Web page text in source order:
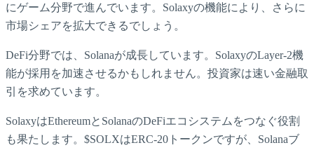
にゲーム分野で進んでいます。Solaxyの機能により、さらに
市場シェアを拡大できるでしょう。
DeFi分野では、Solanaが成長しています。SolaxyのLayer-2機
能が採用を加速させるかもしれません。投資家は速い金融取
引を求めています。
SolaxyはEthereumとSolanaのDeFiエコシステムをつなぐ役割
も果たします。$SOLXはERC-20トークンですが、Solanaブ